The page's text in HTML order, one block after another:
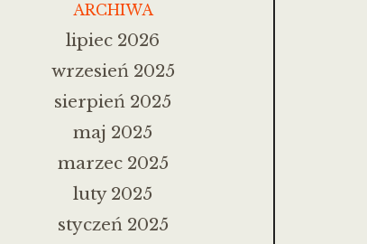
ARCHIWA
lipiec 2026
wrzesień 2025
sierpień 2025
maj 2025
marzec 2025
luty 2025
styczeń 2025